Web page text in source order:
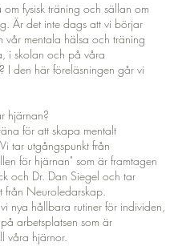
fysisk träning och sällan om
Är det inte dags att vi börjar
vår mentala hälsa och träning
i skolan och på våra
I den här föreläsningen går vi
hjärnan?
för att skapa mentalt
tar utgångspunkt från
för hjärnan" som är framtagen
och Dr. Dan Siegel och tar
från Neuroledarskap.
nya hållbara rutiner för individen,
arbetsplatsen som är
våra hjärnor.